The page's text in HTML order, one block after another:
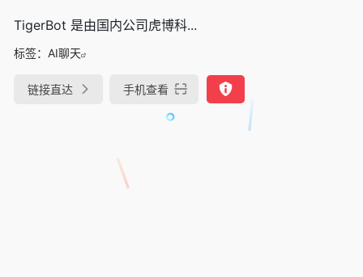
TigerBot 是由国内公司虎博科...
标签： AI聊天
链接直达 手机查看